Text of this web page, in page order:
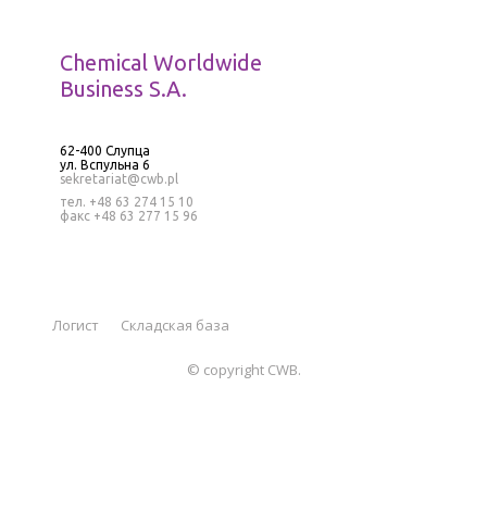
Chemical Worldwide
Business S.A.
62-400 Слупца
ул. Вспульна 6
sekretariat@cwb.pl
тел. +48 63 274 15 10
факс +48 63 277 15 96
Логист Складская база
© copyright CWB.